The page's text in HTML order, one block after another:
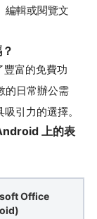
編輯或閱覽文
富的免費功
的日常辦公需
引力的選擇。
上的表
Office